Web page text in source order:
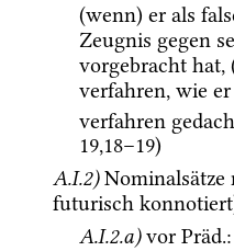
(wenn) er als
Zeugnis gegen
vorgebracht hat,
verfahren, wie
verfahren
19,18–19)
A.I.2)Nominalsätze
futurisch
A.I.2.a)vor Präd.: